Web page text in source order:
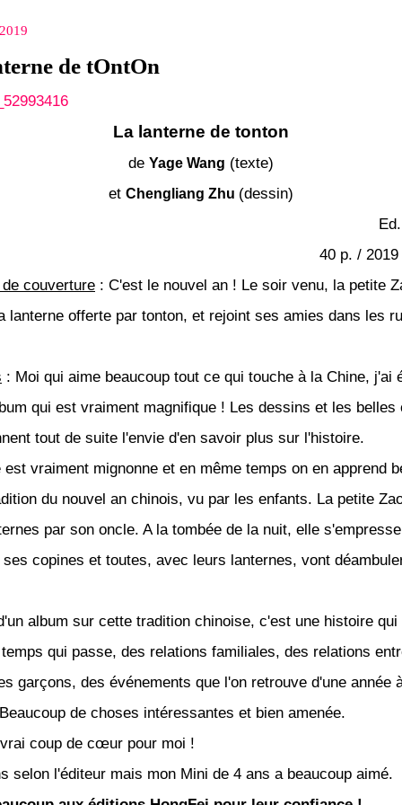
de tOntOn
La lanterne de tonton
de Yage Wang (texte)
et Chengliang Zhu (dessin)
40 p. /
couverture : C'est le nouvel an ! Le soir venu, la petite
lanterne offerte par tonton, et rejoint ses amies dans les
: Moi qui aime beaucoup tout ce qui touche à la Chine, j'ai
qui est vraiment magnifique ! Les dessins et les belles
tout de suite l'envie d'en savoir plus sur l'histoire.
est vraiment mignonne et en même temps on en apprend
du nouvel an chinois, vu par les enfants. La petite
par son oncle. A la tombée de la nuit, elle
copines et toutes, avec leurs lanternes, vont
album sur cette tradition chinoise, c'est une histoire qui
qui passe, des relations familiales, des relations
garçons, des événements que l'on retrouve d'une année
de choses intéressantes et bien amenée.
coup de cœur pour moi !
selon l'éditeur mais mon Mini de 4 ans a beaucoup aimé.